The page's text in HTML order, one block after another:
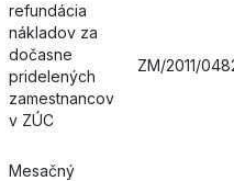
refundácia
nákladov za
dočasne
pridelených
zamestnancov
v ZÚC
ZM/2011/
Mesačný